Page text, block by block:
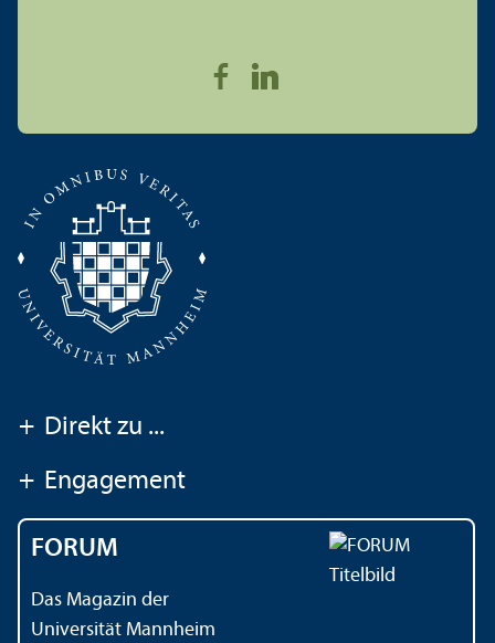
+ Direkt zu ...
+ Engagement
FORUM
Das Magazin der
Universität Mannheim